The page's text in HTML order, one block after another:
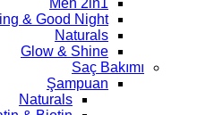
Men 2in1
& Good Night
Naturals
Glow & Shine
Saç Bakımı
Şampuan
Naturals